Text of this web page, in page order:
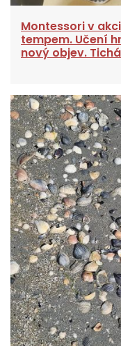
Montessori v
tempem. Učení
nový objev.